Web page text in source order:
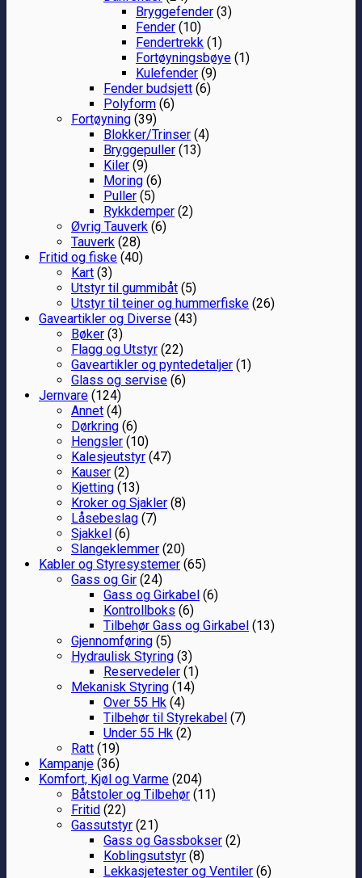
Bryggefender (3)
Fender (10)
Fendertrekk (1)
Fortøyningsbøye (1)
Kulefender (9)
Fender budsjett (6)
Polyform (6)
Fortøyning (39)
Blokker/Trinser (4)
Bryggepuller (13)
Kiler (9)
Moring (6)
Puller (5)
Rykkdemper (2)
Øvrig Tauverk (6)
Tauverk (28)
Fritid og fiske (40)
Kart (3)
Utstyr til gummibåt (5)
Utstyr til teiner og hummerfiske (26)
Gaveartikler og Diverse (43)
Bøker (3)
Flagg og Utstyr (22)
Gaveartikler og pyntedetaljer (1)
Glass og servise (6)
Jernvare (124)
Annet (4)
Dørkring (6)
Hengsler (10)
Kalesjeutstyr (47)
Kauser (2)
Kjetting (13)
Kroker og Sjakler (8)
Låsebeslag (7)
Sjakkel (6)
Slangeklemmer (20)
Kabler og Styresystemer (65)
Gass og Gir (24)
Gass og Girkabel (6)
Kontrollboks (6)
Tilbehør Gass og Girkabel (13)
Gjennomføring (5)
Hydraulisk Styring (3)
Reservedeler (1)
Mekanisk Styring (14)
Over 55 Hk (4)
Tilbehør til Styrekabel (7)
Under 55 Hk (2)
Ratt (19)
Kampanje (36)
Komfort, Kjøl og Varme (204)
Båtstoler og Tilbehør (11)
Fritid (22)
Gassutstyr (21)
Gass og Gassbokser (2)
Koblingsutstyr (8)
Lekkasjetester og Ventiler (6)